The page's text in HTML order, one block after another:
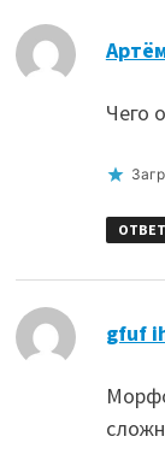
Чего
gfuf